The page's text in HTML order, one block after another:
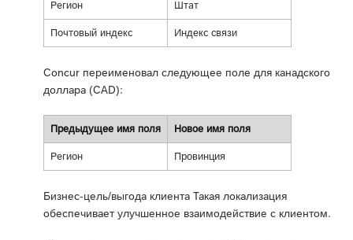
Регион Штат
Почтовый индекс Индекс связи
Concur переименовал следующее поле для канадского
доллара (CAD):
Предыдущее имя поля Новое имя поля
Регион Провинция
Бизнес-цель/выгода клиента Такая локализация
обеспечивает улучшенное взаимодействие с клиентом.